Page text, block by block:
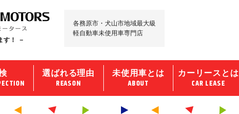
す！ －
各務原市・犬山市地域最大級
軽自動車未使用車専門店
選ばれる理由
REASON
未使用車とは
ABOUT
カーリースとは
CAR LEASE